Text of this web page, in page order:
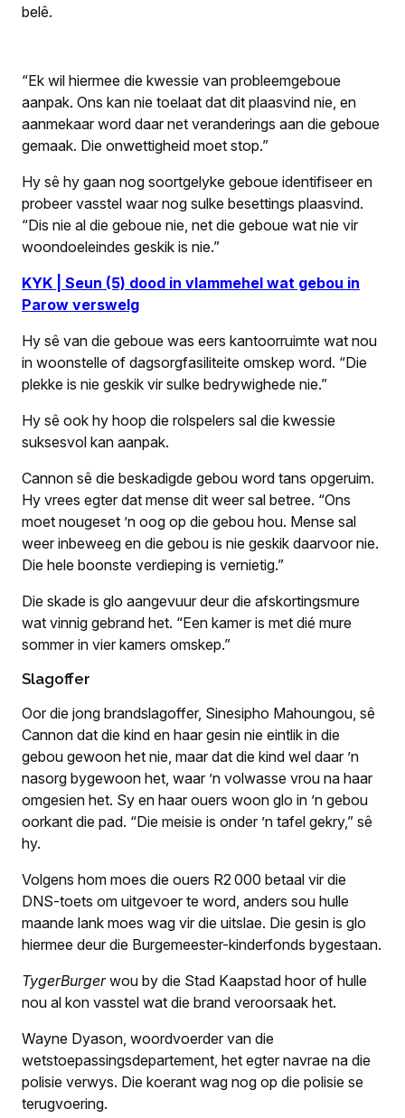
belê.
“Ek wil hiermee die kwessie van probleemgeboue
aanpak. Ons kan nie toelaat dat dit plaasvind nie, en
aanmekaar word daar net veranderings aan die geboue
gemaak. Die onwettigheid moet stop.”
Hy sê hy gaan nog soortgelyke geboue identifiseer en
probeer vasstel waar nog sulke besettings plaasvind.
“Dis nie al die geboue nie, net die geboue wat nie vir
woondoeleindes geskik is nie.”
KYK | Seun (5) dood in vlammehel wat gebou in
Parow verswelg
Hy sê van die geboue was eers kantoorruimte wat nou
in woonstelle of dagsorgfasiliteite omskep word. “Die
plekke is nie geskik vir sulke bedrywighede nie.”
Hy sê ook hy hoop die rolspelers sal die kwessie
suksesvol kan aanpak.
Cannon sê die beskadigde gebou word tans opgeruim.
Hy vrees egter dat mense dit weer sal betree. “Ons
moet nougeset ’n oog op die gebou hou. Mense sal
weer inbeweeg en die gebou is nie geskik daarvoor nie.
Die hele boonste verdieping is vernietig.”
Die skade is glo aangevuur deur die afskortingsmure
wat vinnig gebrand het. “Een kamer is met dié mure
sommer in vier kamers omskep.”
Slagoffer
Oor die jong brandslagoffer, Sinesipho Mahoungou, sê
Cannon dat die kind en haar gesin nie eintlik in die
gebou gewoon het nie, maar dat die kind wel daar ’n
nasorg bygewoon het, waar ’n volwasse vrou na haar
omgesien het. Sy en haar ouers woon glo in ’n gebou
oorkant die pad. “Die meisie is onder ’n tafel gekry,” sê
hy.
Volgens hom moes die ouers R2 000 betaal vir die
DNS-toets om uitgevoer te word, anders sou hulle
maande lank moes wag vir die uitslae. Die gesin is glo
hiermee deur die Burgemeester-kinderfonds bygestaan.
TygerBurgerwou by die Stad Kaapstad hoor of hulle
nou al kon vasstel wat die brand veroorsaak het.
Wayne Dyason, woordvoerder van die
wetstoepassingsdepartement, het egter navrae na die
polisie verwys. Die koerant wag nog op die polisie se
terugvoering.